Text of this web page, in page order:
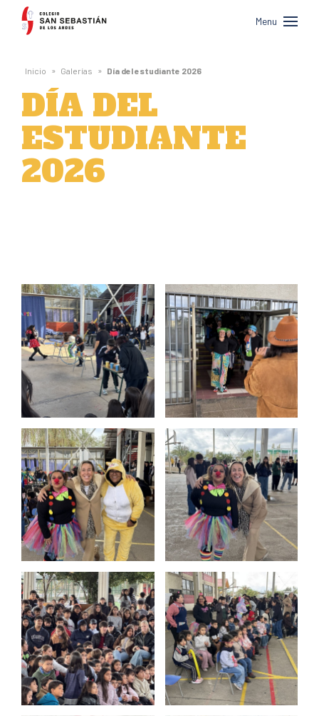
Colegio
San
Sebastián
de
Los
Andes
Menu
Inicio » Galerías » Día del estudiante 2026
DÍA DEL
ESTUDIANTE
2026